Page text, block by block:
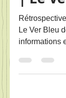
26 août
| Le
Le Ver Bleu
informations